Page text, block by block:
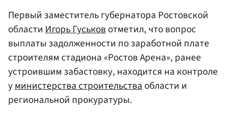
Первый заместитель губернатора Ростовской
областиИгорь Гуськовотметил, что вопрос
выплаты задолженности по заработной плате
строителям стадиона «Ростов Арена», ранее
устроившим забастовку, находится на контроле
уминистерства строительстваобласти и
региональной прокуратуры.